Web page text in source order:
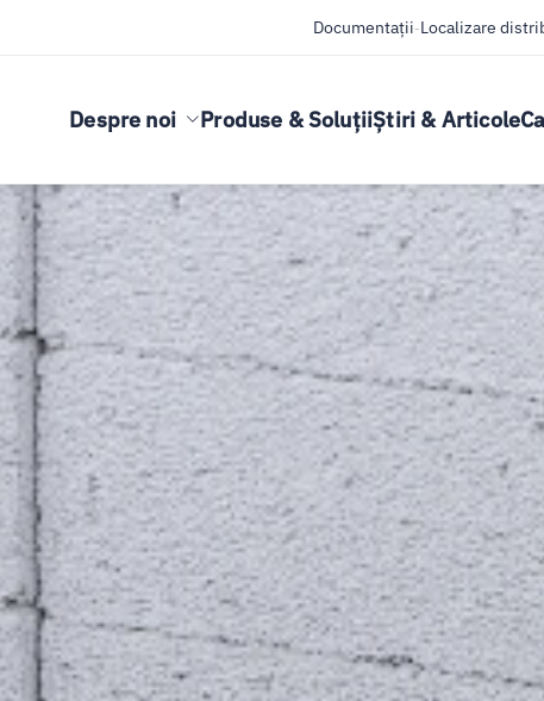
Documentații-Localizare
Despre noi Produse & SoluțiiȘtiri & Articole